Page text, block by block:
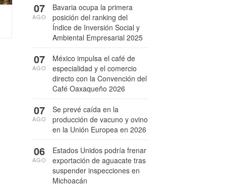
Bavaria ocupa la primera
posición del ranking del
Índice de Inversión Social y
Ambiental Empresarial 2025
07
AGO
México impulsa el café de
especialidad y el comercio
directo con la Convención del
Café Oaxaqueño 2026
07
AGO
Se prevé caída en la
producción de vacuno y ovino
en la Unión Europea en 2026
07
AGO
Estados Unidos podría frenar
exportación de aguacate tras
suspender inspecciones en
Michoacán
06
AGO